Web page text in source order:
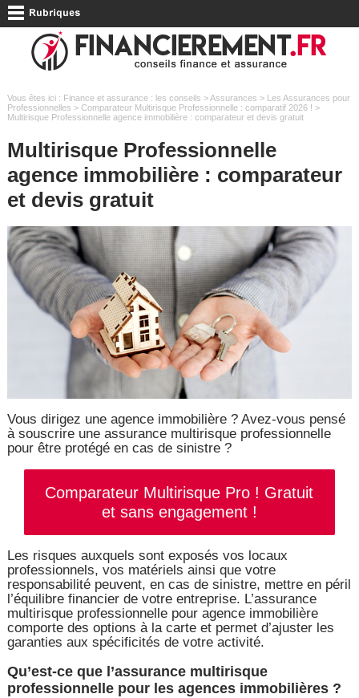
Vous êtes ici : Finance et assurance : les conseils >Assurances > Les Assurances pour
Professionnelles > Comparateur Multirisque Professionnelle : comparatif 2026 ! >
Multirisque Professionnelle agence immobilière : comparateur et devis gratuit
Multirisque Professionnelle
agence immobilière : comparateur
et devis gratuit
Vous dirigez une agence immobilière ? Avez-vous pensé
à souscrire une assurance multirisque professionnelle
pour être protégé en cas de sinistre ?
Comparateur Multirisque Pro ! Gratuit
et sans engagement !
Les risques auxquels sont exposés vos locaux
professionnels, vos matériels ainsi que votre
responsabilité peuvent, en cas de sinistre, mettre en péril
l’équilibre financier de votre entreprise. L’assurance
multirisque professionnelle pour agence immobilière
comporte des options à la carte et permet d’ajuster les
garanties aux spécificités de votre activité.
Qu’est-ce que l’assurance multirisque
professionnelle pour les agences immobilières ?